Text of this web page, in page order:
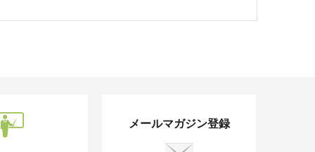
メールマガジン登録